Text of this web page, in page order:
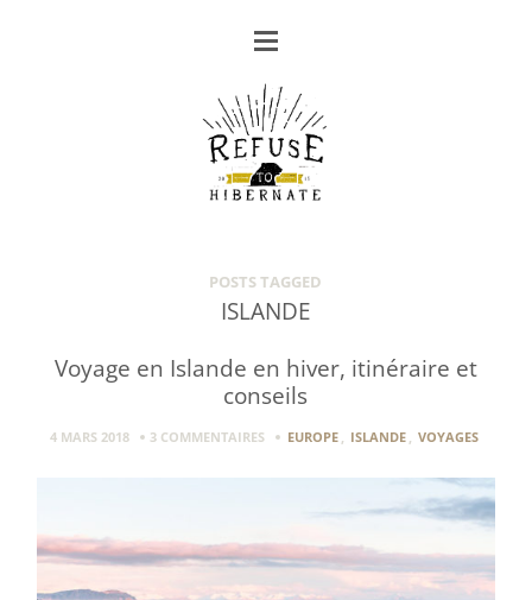
POSTS TAGGED
ISLANDE
Voyage en Islande en hiver, itinéraire et
conseils
4 MARS 2018 3 COMMENTAIRES EUROPE ISLANDE VOYAGES